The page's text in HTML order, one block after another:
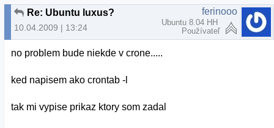
Re: Ubuntu luxus?
10.04.2009 | 13:24
ferinooo
Ubuntu 8.04 HH
Používateľ
no problem bude niekde v crone.....
ked napisem ako crontab -l
tak mi vypise prikaz ktory som zadal